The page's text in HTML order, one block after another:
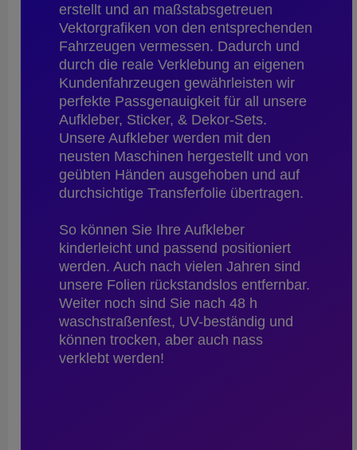
erstellt und an maßstabsgetreuen
Vektorgrafiken von den entsprechenden
Fahrzeugen vermessen. Dadurch und
durch die reale Verklebung an eigenen
Kundenfahrzeugen gewährleisten wir
perfekte Passgenauigkeit für all unsere
Aufkleber, Sticker, & Dekor-Sets.
Unsere Aufkleber werden mit den
neusten Maschinen hergestellt und von
geübten Händen ausgehoben und auf
durchsichtige Transferfolie übertragen.
So können Sie Ihre Aufkleber
kinderleicht und passend positioniert
werden. Auch nach vielen Jahren sind
unsere Folien rückstandslos entfernbar.
Weiter noch sind Sie nach 48 h
waschstraßenfest, UV-beständig und
können trocken, aber auch nass
verklebt werden!